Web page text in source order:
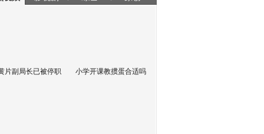
片副局长已被停职 小学开课教掼蛋合适吗